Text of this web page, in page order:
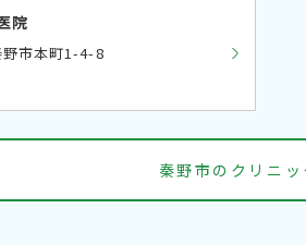
院
市本町1-4-8
秦野市のクリニッ